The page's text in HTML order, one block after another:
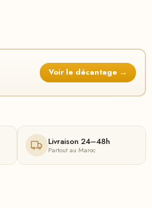
Voir le décantage →
Livraison 24–48h
Partout au Maroc